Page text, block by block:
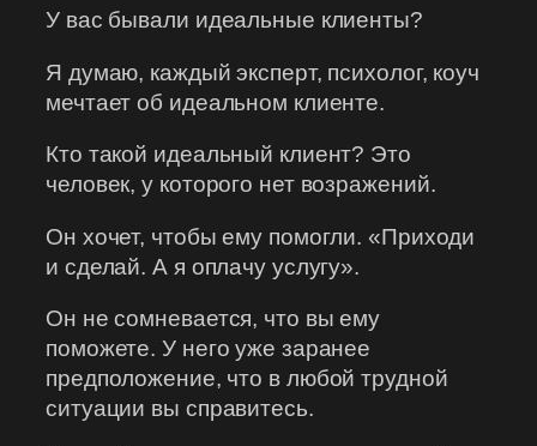
У вас бывали идеальные клиенты?
Я думаю, каждый эксперт, психолог, коуч
мечтает об идеальном клиенте.
Кто такой идеальный клиент? Это
человек, у которого нет возражений.
Он хочет, чтобы ему помогли. «Приходи
и сделай. А я оплачу услугу».
Он не сомневается, что вы ему
поможете. У него уже заранее
предположение, что в любой трудной
ситуации вы справитесь.